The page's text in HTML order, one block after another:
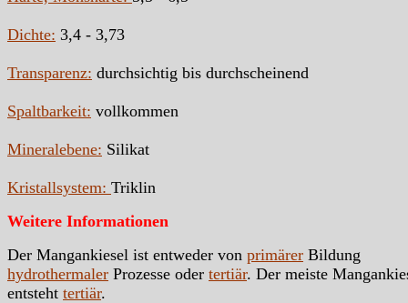
Dichte: 3,4 - 3,73
Transparenz: durchsichtig bis durchscheinend
Spaltbarkeit: vollkommen
Mineralebene: Silikat
Kristallsystem: Triklin
Weitere Informationen
Der Mangankiesel ist entweder von primärer Bildung
hydrothermaler Prozesse oder tertiär. Der meiste
entsteht tertiär.